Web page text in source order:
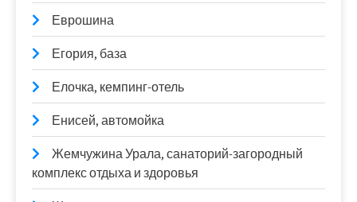
Еврошина
Егория, база
Елочка, кемпинг-отель
Енисей, автомойка
Жемчужина Урала, санаторий-загородный
комплекс отдыха и здоровья